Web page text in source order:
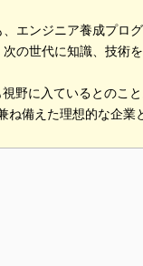
エンジニア養成プログ
の世代に知識、技術
野に入ているとのこと
ね備えた理想的な企業